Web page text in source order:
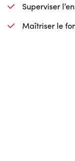
Superviser
Maîtriser le